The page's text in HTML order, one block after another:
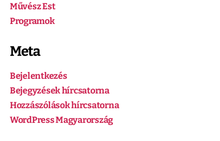
Művész Est
Programok
Meta
Bejelentkezés
Bejegyzések hírcsatorna
Hozzászólások hírcsatorna
WordPress Magyarország